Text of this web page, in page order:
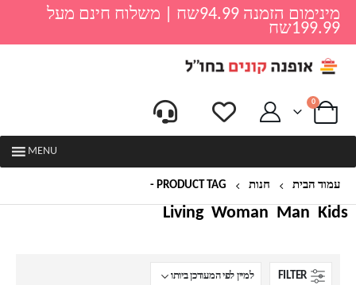
מינימום הזמנה 94.99שח | משלוח חינם מעל
199.99שח
0
MENU
עמוד הבית חנות PRODUCT TAG -
Kids
Man
Woman
Living
FILTER